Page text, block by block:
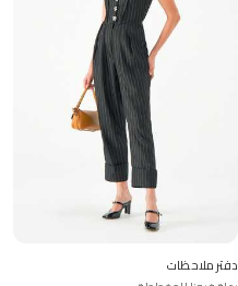
دفتر ملاحظات